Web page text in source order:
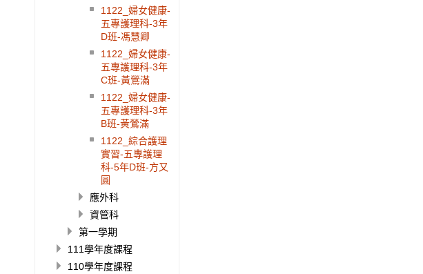
1122_婦女健康-
五專護理科-3年
D班-馮慧卿
1122_婦女健康-
五專護理科-3年
C班-黃鶯滿
1122_婦女健康-
五專護理科-3年
B班-黃鶯滿
1122_綜合護理
實習-五專護理
科-5年D班-方又
圓
應外科
資管科
第一學期
111學年度課程
110學年度課程